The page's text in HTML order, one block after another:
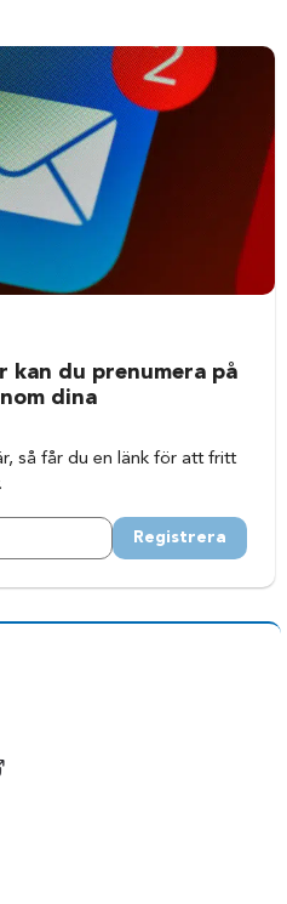
kan du prenumera på
dina
så får du en länk för att fritt
Registrera